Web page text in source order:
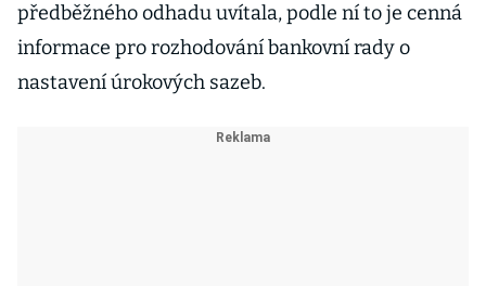
předběžného odhadu uvítala, podle ní to je cenná
informace pro rozhodování bankovní rady o
nastavení úrokových sazeb.